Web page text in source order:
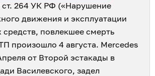
ст. 264 УК РФ («Нарушение
движения и эксплуатации
повлекшее смерть
произошло 4 августа. Mercedes
от Второй эстакады в
Василевского, задел